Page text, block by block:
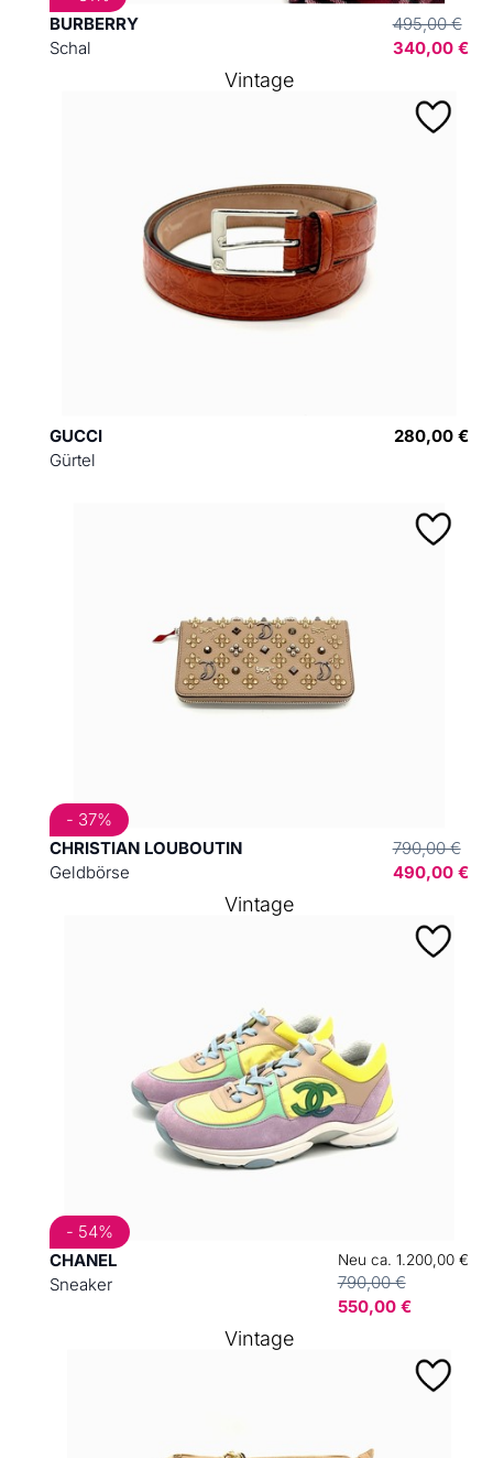
BURBERRY
Schal
495,00 €
340,00 €
GUCCI
Gürtel
280,00 €
Vintage
CHRISTIAN LOUBOUTIN
Geldbörse
790,00 €
490,00 €
- 37%
CHANEL
Sneaker
Neu ca. 1.200,00 €
790,00 €
550,00 €
- 54%
Vintage
Vintage